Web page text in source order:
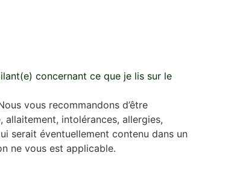
concernant ce que je lis sur le
vous recommandons d’être
intolérances, allergies,
serait éventuellement contenu dans un
ne vous est applicable.